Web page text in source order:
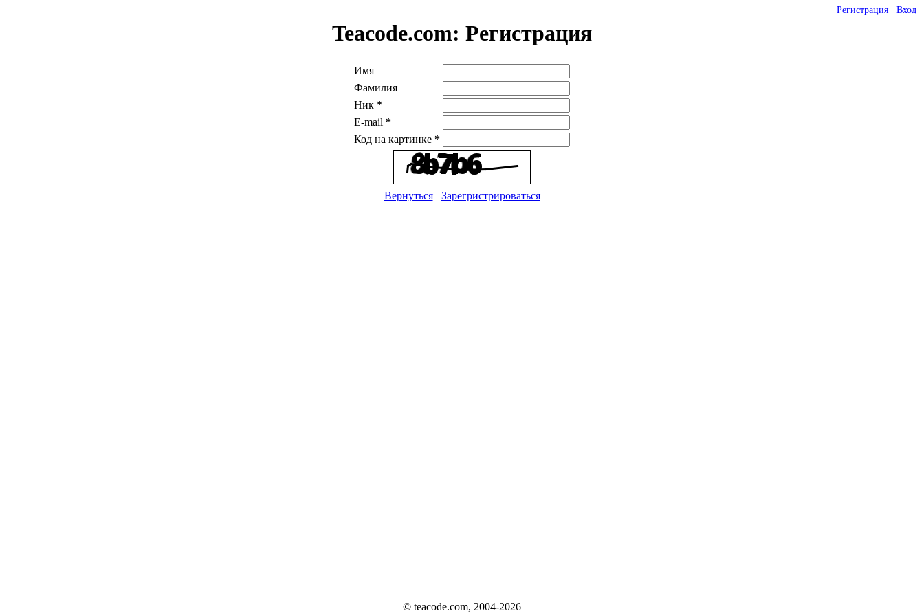
Регистрация Вход
Teacode.com: Регистрация
Имя
Фамилия
Ник *
E-mail *
Код на картинке *
Вернуться Зарегристрироваться
© teacode.com, 2004-2026